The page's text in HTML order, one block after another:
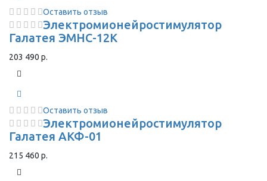
Оставить отзыв
Электромионейростимулятор
Галатея ЭМНС-12К
203 490 р.
Оставить отзыв
Электромионейростимулятор
Галатея АКФ-01
215 460 р.